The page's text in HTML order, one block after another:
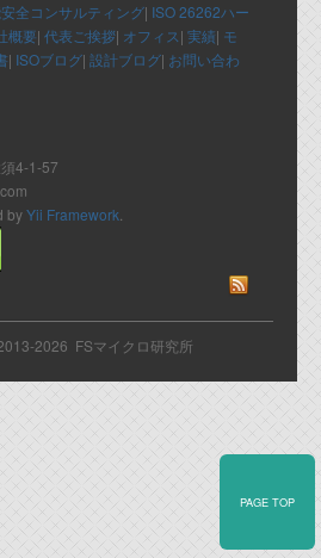
PAGE TOP
全コンサルティング| ISO 26262ハー
概要| 代表ご挨拶| オフィス| 実績| モ
| ISOブログ| 設計ブログ| お問い合わ
4-1-57
byYii Framework
2026 FSマイクロ研究所